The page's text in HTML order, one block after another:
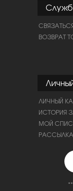
ВОЗВРАТ
ЛИЧНЫЙ
ИСТОРИЯ
МОЙ
РАССЫЛКА